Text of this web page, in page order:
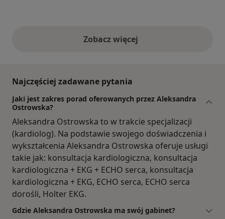
Zobacz więcejopinie powyżej
Najczęściej zadawane pytania
Jaki jest zakres porad oferowanych przez Aleksandra
Ostrowska?
Aleksandra Ostrowska to w trakcie specjalizacji
(kardiolog). Na podstawie swojego doświadczenia i
wykształcenia Aleksandra Ostrowska oferuje usługi
takie jak: konsultacja kardiologiczna, konsultacja
kardiologiczna + EKG + ECHO serca, konsultacja
kardiologiczna + EKG, ECHO serca, ECHO serca
dorośli, Holter EKG.
Gdzie Aleksandra Ostrowska ma swój gabinet?